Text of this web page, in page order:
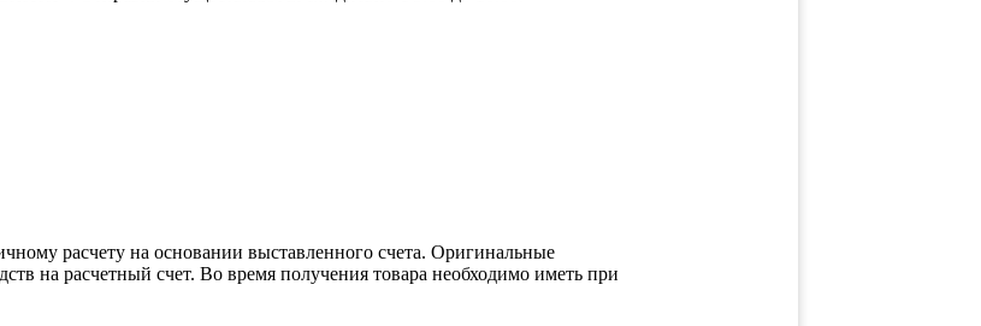
расчету на основании выставленного счета. Оригинальные
на расчетный счет. Во время получения товара необходимо иметь при